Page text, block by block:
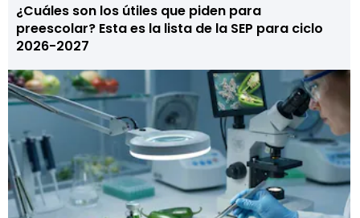
¿Cuáles son los útiles que piden para
preescolar? Esta es la lista de la SEP para ciclo
2026-2027